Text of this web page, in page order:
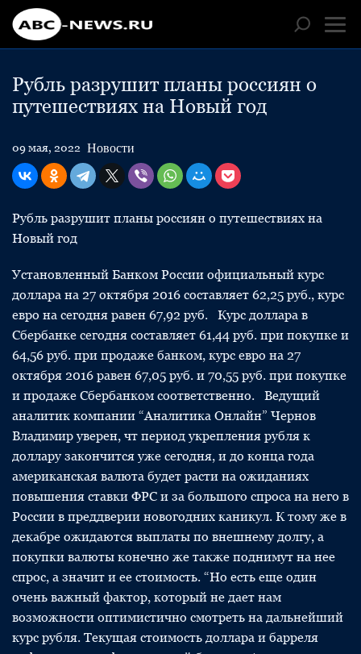
Рубль разрушит планы россиян о
путешествиях на Новый год
09 мая, 2022 Новости
Рубль разрушит планы россиян о путешествиях на
Новый год
Установленный Банком России официальный курс
доллара на 27 октября 2016 составляет 62,25 руб., курс
евро на сегодня равен 67,92 руб. Курс доллара в
Сбербанке сегодня составляет 61,44 руб. при покупке и
64,56 руб. при продаже банком, курс евро на 27
октября 2016 равен 67,05 руб. и 70,55 руб. при покупке
и продаже Сбербанком соответственно. Ведущий
аналитик компании “Аналитика Онлайн” Чернов
Владимир уверен, чт период укрепления рубля к
доллару закончится уже сегодня, и до конца года
американская валюта будет расти на ожиданиях
повышения ставки ФРС и за большого спроса на него в
России в преддверии новогодних каникул. К тому же в
декабре ожидаются выплаты по внешнему долгу, а
покупки валюты конечно же также поднимут на нее
спрос, а значит и ее стоимость. “Но есть еще один
очень важный фактор, который не дает нам
возможности оптимистично смотреть на дальнейший
курс рубля. Текущая стоимость доллара и барреля